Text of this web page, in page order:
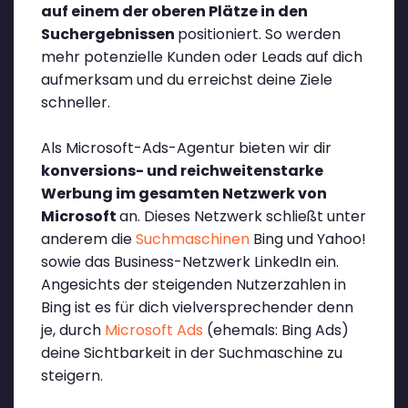
auf einem der oberen Plätze in den
Suchergebnissen positioniert. So werden
mehr potenzielle Kunden oder Leads auf dich
aufmerksam und du erreichst deine Ziele
schneller.
Als Microsoft-Ads-Agentur bieten wir dir
konversions- und reichweitenstarke
Werbung im gesamten Netzwerk von
Microsoftan. Dieses Netzwerk schließt unter
anderem dieSuchmaschinen Bing und Yahoo!
sowie das Business-Netzwerk LinkedIn ein.
Angesichts der steigenden Nutzerzahlen in
Bing ist es für dich vielversprechender denn
je, durch Microsoft Ads (ehemals: Bing Ads)
deine Sichtbarkeit in der Suchmaschine zu
steigern.